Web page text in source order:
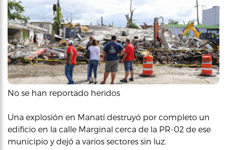
No se han reportado heridos
Una explosión en Manatí destruyó por completo un
edificio en la calle Marginal cerca de la PR-02 de ese
municipio y dejó a varios sectores sin luz.